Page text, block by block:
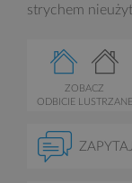
strychem
ZOBACZ
ODBICIE LUSTRZANE